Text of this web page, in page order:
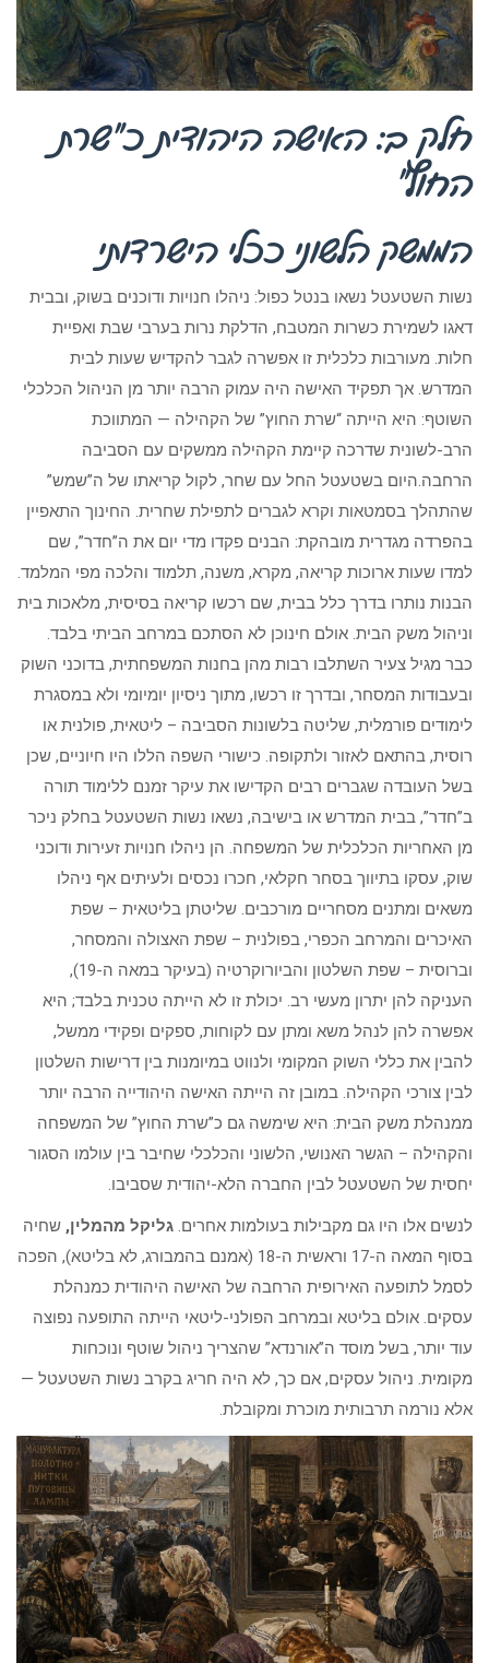
חלק ב: האישה היהודית כ”שרת
החוץ”
הממשק הלשוני ככלי הישרדותי
נשות השטעטל נשאו בנטל כפול: ניהלו חנויות ודוכנים בשוק, ובבית
דאגו לשמירת כשרות המטבח, הדלקת נרות בערבי שבת ואפיית
חלות. מעורבות כלכלית זו אפשרה לגבר להקדיש שעות לבית
המדרש. אך תפקיד האישה היה עמוק הרבה יותר מן הניהול הכלכלי
השוטף: היא הייתה “שרת החוץ” של הקהילה — המתווכת
הרב-לשונית שדרכה קיימת הקהילה ממשקים עם הסביבה
הרחבה.היום בשטעטל החל עם שחר, לקול קריאתו של ה”שמש”
שהתהלך בסמטאות וקרא לגברים לתפילת שחרית. החינוך התאפיין
בהפרדה מגדרית מובהקת: הבנים פקדו מדי יום את ה”חדר”, שם
למדו שעות ארוכות קריאה, מקרא, משנה, תלמוד והלכה מפי המלמד.
הבנות נותרו בדרך כלל בבית, שם רכשו קריאה בסיסית, מלאכות בית
וניהול משק הבית. אולם חינוכן לא הסתכם במרחב הביתי בלבד.
כבר מגיל צעיר השתלבו רבות מהן בחנות המשפחתית, בדוכני השוק
ובעבודות המסחר, ובדרך זו רכשו, מתוך ניסיון יומיומי ולא במסגרת
לימודים פורמלית, שליטה בלשונות הסביבה – ליטאית, פולנית או
רוסית, בהתאם לאזור ולתקופה. כישורי השפה הללו היו חיוניים, שכן
בשל העובדה שגברים רבים הקדישו את עיקר זמנם ללימוד תורה
ב”חדר”, בבית המדרש או בישיבה, נשאו נשות השטעטל בחלק ניכר
מן האחריות הכלכלית של המשפחה. הן ניהלו חנויות זעירות ודוכני
שוק, עסקו בתיווך בסחר חקלאי, חכרו נכסים ולעיתים אף ניהלו
משאים ומתנים מסחריים מורכבים. שליטתן בליטאית – שפת
האיכרים והמרחב הכפרי, בפולנית – שפת האצולה והמסחר,
וברוסית – שפת השלטון והביורוקרטיה (בעיקר במאה ה-19),
העניקה להן יתרון מעשי רב. יכולת זו לא הייתה טכנית בלבד; היא
אפשרה להן לנהל משא ומתן עם לקוחות, ספקים ופקידי ממשל,
להבין את כללי השוק המקומי ולנווט במיומנות בין דרישות השלטון
לבין צורכי הקהילה. במובן זה הייתה האישה היהודייה הרבה יותר
ממנהלת משק הבית: היא שימשה גם כ”שרת החוץ” של המשפחה
והקהילה – הגשר האנושי, הלשוני והכלכלי שחיבר בין עולמו הסגור
יחסית של השטעטל לבין החברה הלא-יהודית שסביבו.
לנשים אלו היו גם מקבילות בעולמות אחרים. גליקל מהמלין, שחיה
בסוף המאה ה-17 וראשית ה-18 (אמנם בהמבורג, לא בליטא), הפכה
לסמל לתופעה האירופית הרחבה של האישה היהודית כמנהלת
עסקים. אולם בליטא ובמרחב הפולני-ליטאי הייתה התופעה נפוצה
עוד יותר, בשל מוסד ה”אורנדא” שהצריך ניהול שוטף ונוכחות
מקומית. ניהול עסקים, אם כך, לא היה חריג בקרב נשות השטעטל —
אלא נורמה תרבותית מוכרת ומקובלת.